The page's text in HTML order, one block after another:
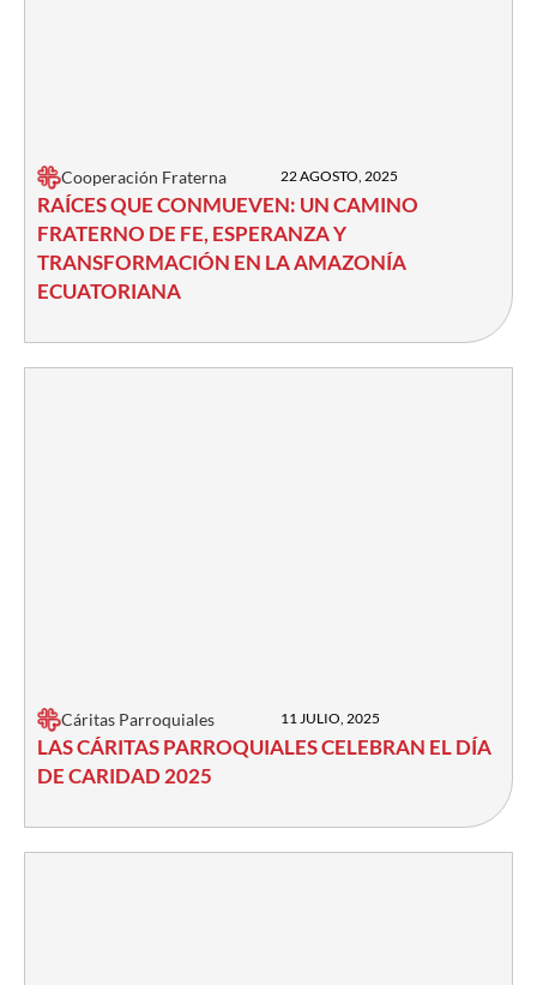
Cooperación Fraterna 22 AGOSTO, 2025
RAÍCES QUE CONMUEVEN: UN CAMINO
FRATERNO DE FE, ESPERANZA Y
TRANSFORMACIÓN EN LA AMAZONÍA
ECUATORIANA
Cáritas Parroquiales 11 JULIO, 2025
LAS CÁRITAS PARROQUIALES CELEBRAN EL DÍA
DE CARIDAD 2025